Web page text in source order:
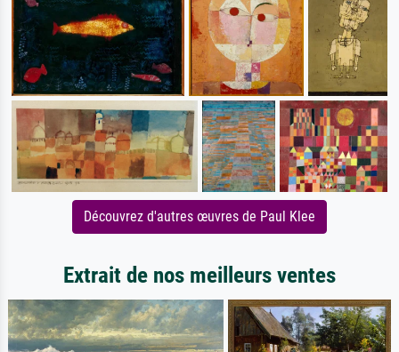
Découvrez d'autres œuvres de Paul Klee
Extrait de nos meilleurs ventes